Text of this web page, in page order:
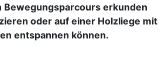
Bewegungsparcours erkunden
oder auf einer Holzliege mit
entspannen können.